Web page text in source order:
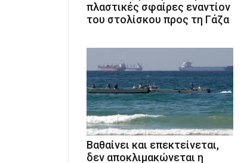
πλαστικές σφαίρες εναντίον
του στολίσκου προς τη Γάζα
Βαθαίνει και επεκτείνεται,
δεν αποκλιμακώνεται η